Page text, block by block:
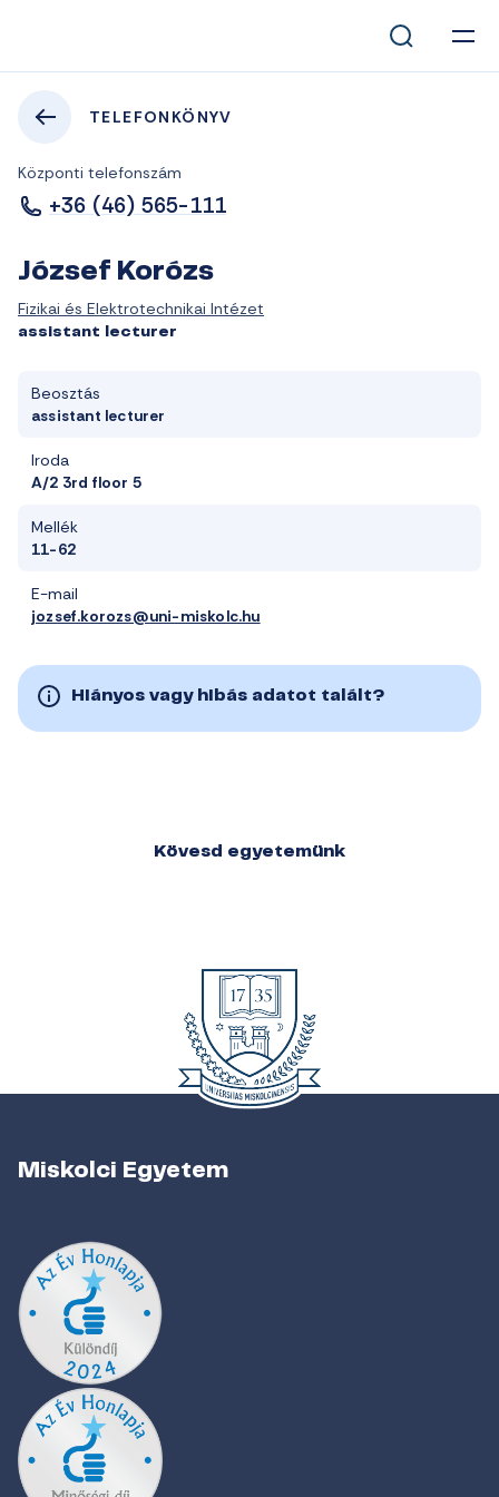
TELEFONKÖNYV
Központi telefonszám
+36 (46) 565-111
József Korózs
Fizikai és Elektrotechnikai Intézet
assistant lecturer
Beosztás
assistant lecturer
Iroda
A/2 3rd floor 5
Mellék
11-62
E-mail
jozsef.korozs@uni-miskolc.hu
Hiányos vagy hibás adatot talált?
Kövesd egyetemünk
Miskolci Egyetem